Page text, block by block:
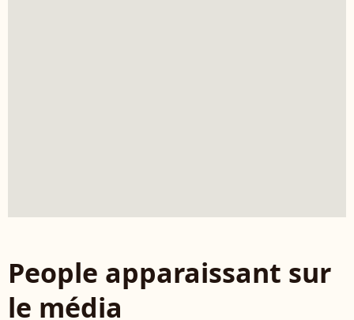
People apparaissant sur
le média